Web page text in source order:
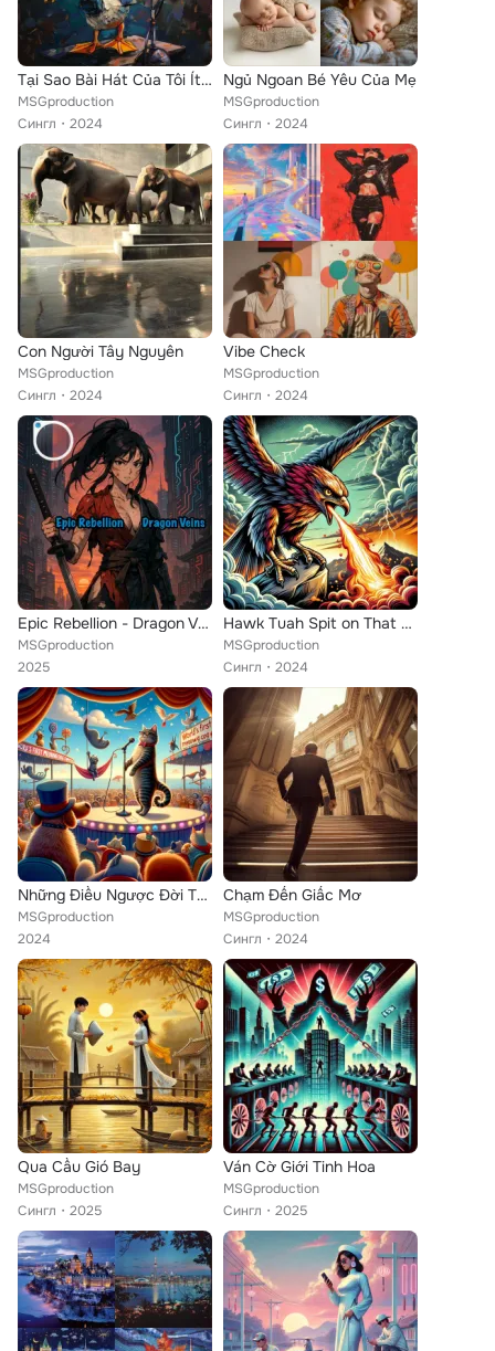
Tại Sao Bài Hát Của Tôi Ít View
MSGproduction
Сингл
2024
Ngủ Ngoan Bé Yêu Của Mẹ
MSGproduction
Сингл
2024
Con Người Tây Nguyên
MSGproduction
Сингл
2024
Vibe Check
MSGproduction
Сингл
2024
Epic Rebellion - Dragon Veins
MSGproduction
2025
Hawk Tuah Spit on That Thang
MSGproduction
Сингл
2024
Những Điều Ngược Đời Thú Vị
MSGproduction
2024
Chạm Đến Giấc Mơ
MSGproduction
Сингл
2024
Qua Cầu Gió Bay
MSGproduction
Сингл
2025
Ván Cờ Giới Tinh Hoa
MSGproduction
Сингл
2025